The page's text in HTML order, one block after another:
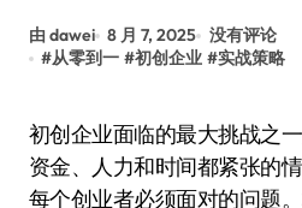
由 dawei 8 月 7, 2025 没有评论
#从零到一 #初创企业 #实战策略
初创企业面临的最大挑战之一是资源有限，如何在
资金、人力和时间都紧张的
每个创业者必须面对的问题